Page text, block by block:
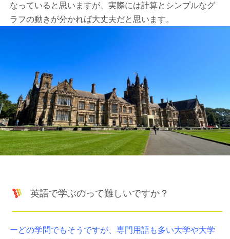
なっていると思いますが、実際には計算とシンプルなグ
ラフの動きが分かれば大丈夫だと思います。
英語で学ぶのって難しいですか？
ーどの学問でもそうですが、専門用語も多い大学や大学